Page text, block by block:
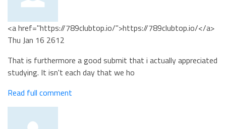
<a href="https://789clubtop.io/">https://789clubtop.io/</a>
Thu Jan 16 2612
That is furthermore a good submit that i actually appreciated
studying. It isn't each day that we ho
Read full comment